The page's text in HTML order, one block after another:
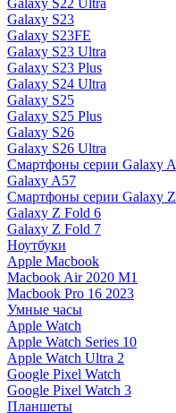
Galaxy S22 Ultra
Galaxy S23
Galaxy S23FE
Galaxy S23 Ultra
Galaxy S23 Plus
Galaxy S24 Ultra
Galaxy S25
Galaxy S25 Plus
Galaxy S26
Galaxy S26 Ultra
Смартфоны серии Galaxy A
Galaxy A57
Смартфоны серии Galaxy Z
Galaxy Z Fold 6
Galaxy Z Fold 7
Ноутбуки
Apple Macbook
Macbook Air 2020 M1
Macbook Pro 16 2023
Умные часы
Apple Watch
Apple Watch Series 10
Apple Watch Ultra 2
Google Pixel Watch
Google Pixel Watch 3
Планшеты